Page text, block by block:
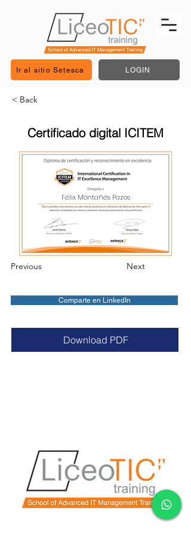
Ir al sitio Setesca LOGIN
< Back
Certificado digital ICITEM
Félix Montañés Pazos
Previous Next
Comparte en LinkedIn
Download PDF